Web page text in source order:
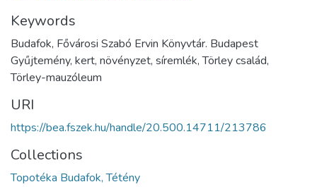
Keywords
Budafok, Fővárosi Szabó Ervin Könyvtár. Budapest
Gyűjtemény, kert, növényzet, síremlék, Törley család,
Törley-mauzóleum
URI
https://bea.fszek.hu/handle/20.500.14711/213786
Collections
Topotéka Budafok, Tétény